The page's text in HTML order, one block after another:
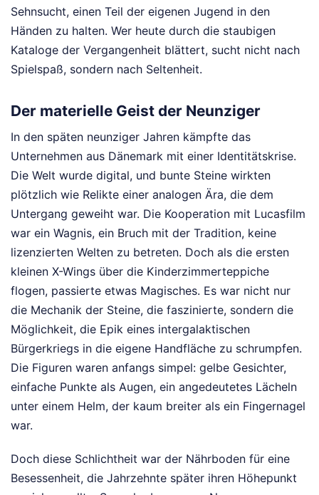
Sehnsucht, einen Teil der eigenen Jugend in den
Händen zu halten. Wer heute durch die staubigen
Kataloge der Vergangenheit blättert, sucht nicht nach
Spielspaß, sondern nach Seltenheit.
Der materielle Geist der Neunziger
In den späten neunziger Jahren kämpfte das
Unternehmen aus Dänemark mit einer Identitätskrise.
Die Welt wurde digital, und bunte Steine wirkten
plötzlich wie Relikte einer analogen Ära, die dem
Untergang geweiht war. Die Kooperation mit Lucasfilm
war ein Wagnis, ein Bruch mit der Tradition, keine
lizenzierten Welten zu betreten. Doch als die ersten
kleinen X-Wings über die Kinderzimmerteppiche
flogen, passierte etwas Magisches. Es war nicht nur
die Mechanik der Steine, die faszinierte, sondern die
Möglichkeit, die Epik eines intergalaktischen
Bürgerkriegs in die eigene Handfläche zu schrumpfen.
Die Figuren waren anfangs simpel: gelbe Gesichter,
einfache Punkte als Augen, ein angedeutetes Lächeln
unter einem Helm, der kaum breiter als ein Fingernagel
war.
Doch diese Schlichtheit war der Nährboden für eine
Besessenheit, die Jahrzehnte später ihren Höhepunkt